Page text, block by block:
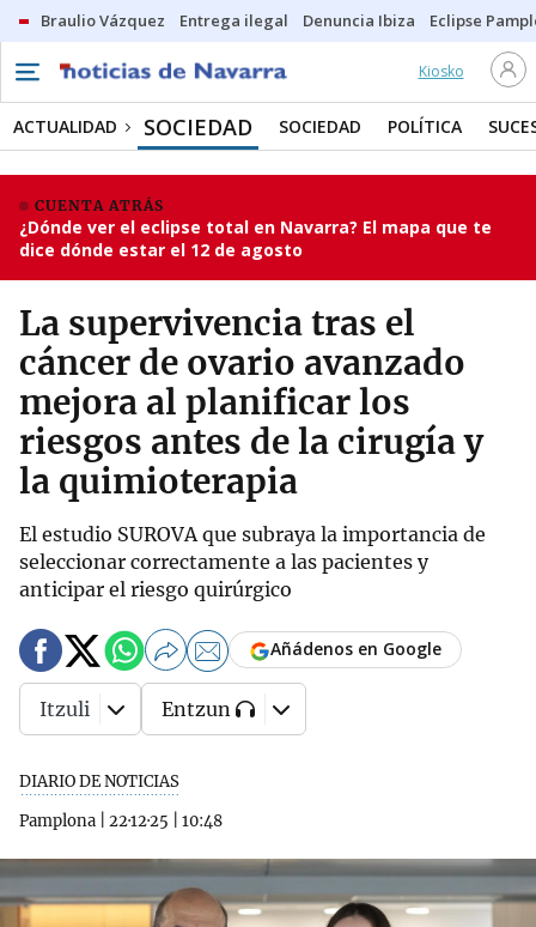
Braulio Vázquez Entrega ilegal Denuncia Ibiza Eclipse
Kiosko
ACTUALIDAD SOCIEDAD SOCIEDAD POLÍTICA
CUENTA ATRÁS
¿Dónde ver el eclipse total en Navarra? El mapa que te
dice dónde estar el 12 de agosto
La supervivencia tras el
cáncer de ovario avanzado
mejora al planificar los
riesgos antes de la cirugía y
la quimioterapia
El estudio SUROVA que subraya la importancia de
seleccionar correctamente a las pacientes y
anticipar el riesgo quirúrgico
DIARIO DE NOTICIAS
Pamplona
22·12·25 10:48
Añádenos en Google
Itzuli Entzun